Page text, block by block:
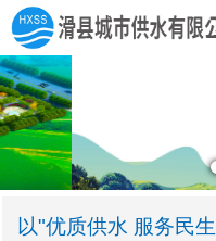
以"优质供水 服务民